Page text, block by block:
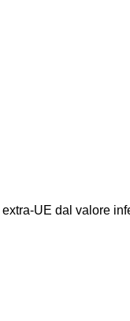
UE dal valore